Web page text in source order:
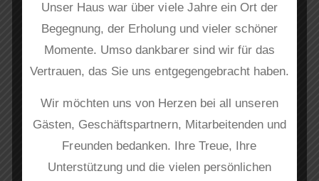
Unser Haus war über viele Jahre ein Ort der
Begegnung, der Erholung und vieler schöner
Momente. Umso dankbarer sind wir für das
Vertrauen, das Sie uns entgegengebracht haben.
Wir möchten uns von Herzen bei all unseren
Gästen, Geschäftspartnern, Mitarbeitenden und
Freunden bedanken. Ihre Treue, Ihre
Unterstützung und die vielen persönlichen